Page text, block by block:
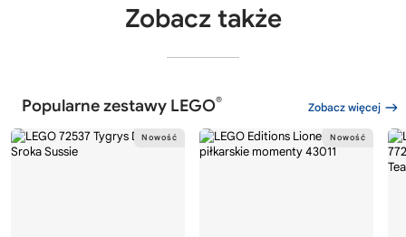
Zobacz także
Popularne zestawy LEGO® Zobacz więcej